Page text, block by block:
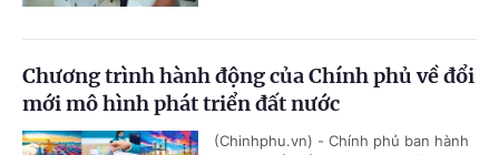
Chương trình hành động của Chính phủ về đổi
mới mô hình phát triển đất nước
(Chinhphu.vn) - Chính phủ ban hành